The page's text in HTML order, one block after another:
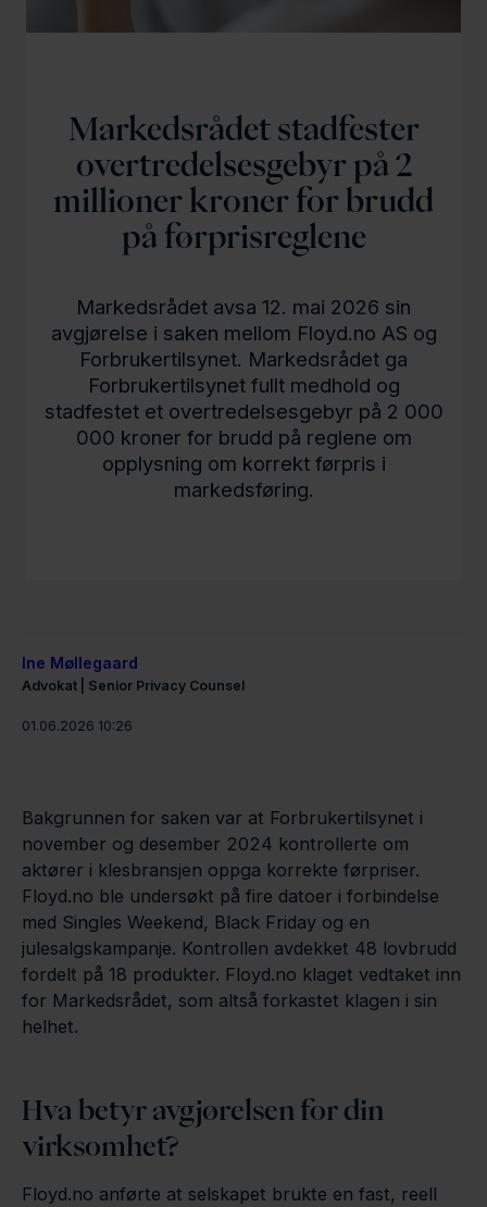
Markedsrådet stadfester
overtredelsesgebyr på 2
millioner kroner for brudd
på førprisreglene
Markedsrådet avsa 12. mai 2026 sin
avgjørelse i saken mellom Floyd.no AS og
Forbrukertilsynet. Markedsrådet ga
Forbrukertilsynet fullt medhold og
stadfestet et overtredelsesgebyr på 2 000
000 kroner for brudd på reglene om
opplysning om korrekt førpris i
markedsføring.
Ine Møllegaard
Advokat | Senior Privacy Counsel
01.06.2026 10:26
Bakgrunnen for saken var at Forbrukertilsynet i
november og desember 2024 kontrollerte om
aktører i klesbransjen oppga korrekte førpriser.
Floyd.no ble undersøkt på fire datoer i forbindelse
med Singles Weekend, Black Friday og en
julesalgskampanje. Kontrollen avdekket 48 lovbrudd
fordelt på 18 produkter. Floyd.no klaget vedtaket inn
for Markedsrådet, som altså forkastet klagen i sin
helhet.
Hva betyr avgjørelsen for din
virksomhet?
Floyd.no anførte at selskapet brukte en fast, reell